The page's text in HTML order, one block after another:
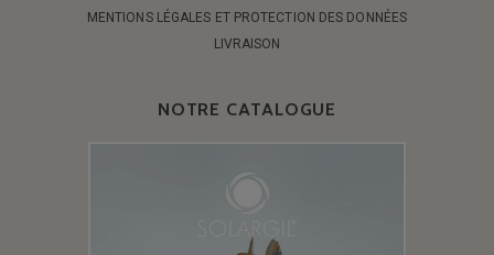
MENTIONS LÉGALES ET PROTECTION DES DONNÉES
LIVRAISON
NOTRE CATALOGUE